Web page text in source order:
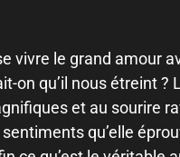
vivre le grand amour
on qu’il nous étreint ?
et au sourire
qu’elle